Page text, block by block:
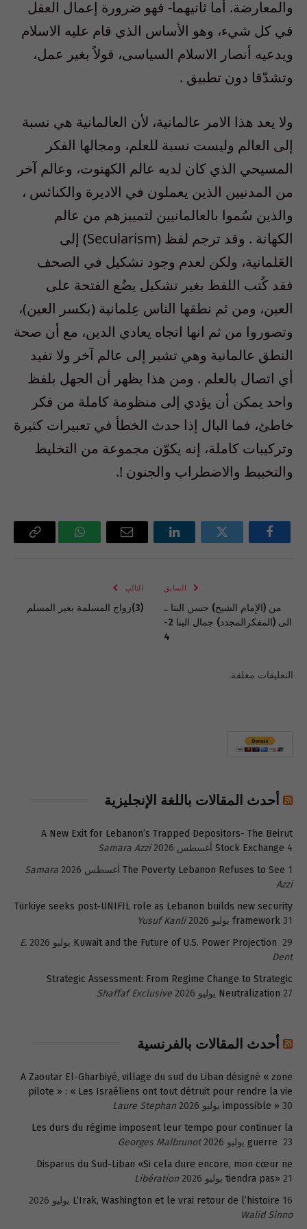
والمعارضة. أما ثانيهما- فهو ضرورة إعمال العقل
في كل شيء، وهو الأساس الذي قام عليه الاسلام
ويدعيه أنصار الاسلام السياسى، قولاً بغير عمل،
وتشدّقا دون تطبيق .
ولا يعد هذا الامر عالمانية، لأن العالمانية هي نسبة
إلى العالم وليست نسبة للعلم، ومجالها الفكر
المسيحي الذي كان لديه عالم الكهنوت، وعالم آخر
من المدنيين الذين يعملون في الاديرة والكنائس ،
والذين سُموا بالعالمانيين لتمييزهم من عالم
الكهانة . وقد ترجم لفظ (Secularism) إلى
العَلمانية، ولكن لعدم وجود تشكيل في الصحف
فقد كُتب اللفظ بغير تشكيل يضُع الفتحة على
العين، ومن ثم نطقها الناس عِلمانية (بكسر العين)،
وتصوروا من ثم انها اتجاه يعادي الدين، مع أن صحة
النطق عالمانية وهي تشير إلى عالم آخر ولا تفيد
أي اتصال بالعلم . ومن هذا يظهر أن الجهل بلفظ
واحد يمكن أن يؤدي إلى منظومة كاملة من فكر
خاطئ، فما البال إذا حدث الخطأ في تعبيرات كثيرة
وتركيبات كاملة، إنه يكوّن مجموعة من التخليط
والتخبيط والاضطراب والجنون !.
فيسبوك تويتر لينكدإن
البريد
واتساب Copy
السابق
من (الإمام الشيخ) حسن البنا ..
الى (المفكرالمجدد) جمال البنا 2-
4
التالي
(3)زواج المسلمة بغير المسلم
التعليقات مغلقة.
أحدث المقالات باللغة الإنجليزية
A New Exit for Lebanon’s Trapped Depositors- The Beirut
Stock Exchange 4 أغسطس 2026
Samara Azzi
The Poverty Lebanon Refuses to See 1 أغسطس 2026
Samara
Azzi
Türkiye seeks post-UNIFIL role as Lebanon builds new security
framework 31 يوليو 2026
Yusuf Kanli
Kuwait and the Future of U.S. Power Projection 29 يوليو 2026
E.
Dent
Strategic Assessment: From Regime Change to Strategic
Neutralization 27 يوليو 2026 Shaffaf Exclusive
أحدث المقالات بالفرنسية
A Zaoutar El-Gharbiyé, village du sud du Liban désigné « zone
pilote » : « Les Israéliens ont tout détruit pour rendre la vie
impossible » 30 يوليو 2026
Laure Stephan
Les durs du régime imposent leur tempo pour continuer la
guerre 23 يوليو 2026
Georges Malbrunot
Disparus du Sud-Liban «Si cela dure encore, mon cœur ne
tiendra pas» 21 يوليو 2026
Libération
L’Irak, Washington et le vrai retour de l’histoire 16 يوليو 2026
Walid Sinno